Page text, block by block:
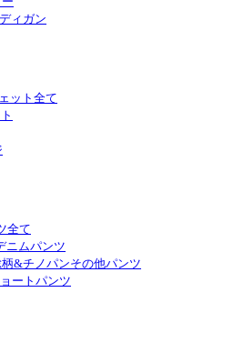
ィガン
ット全て
全て
ニムパンツ
&チノパンその他パンツ
ートパンツ